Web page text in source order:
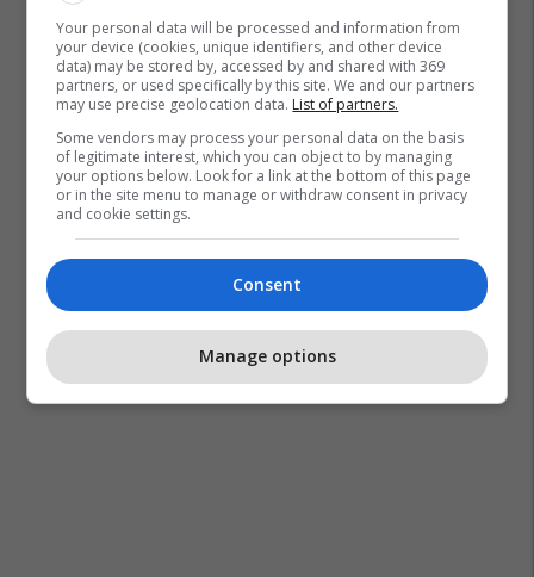
Your personal data will be processed and information from
your device (cookies, unique identifiers, and other device
data) may be stored by, accessed by and shared with 369
partners, or used specifically by this site. We and our partners
may use precise geolocation data. List of partners.
Some vendors may process your personal data on the basis
of legitimate interest, which you can object to by managing
your options below. Look for a link at the bottom of this page
or in the site menu to manage or withdraw consent in privacy
and cookie settings.
Consent
Manage options